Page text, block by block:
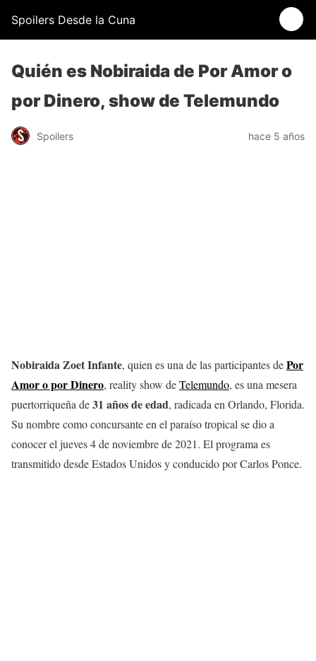
Spoilers Desde la Cuna
Quién es Nobiraida de Por Amor o
por Dinero, show de Telemundo
Spoilers hace 5 años
Nobiraida Zoet Infante, quien es una de las participantes dePor
Amor o por Dinero, reality show deTelemundo, es una mesera
puertorriqueña de31 años de edad, radicada en Orlando, Florida.
Su nombre como concursante en el paraíso tropical se dio a
conocer el jueves 4 de noviembre de 2021. El programa es
transmitido desde Estados Unidos y conducido por Carlos Ponce.